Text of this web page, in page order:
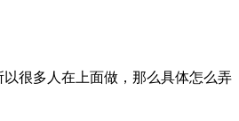
很多人在上面做，那么具体怎么弄